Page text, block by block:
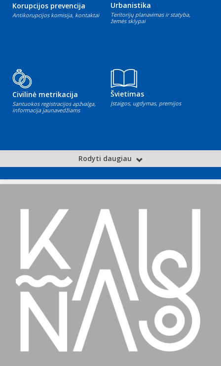
Korupcijos prevencija
Antikorupcijos komisija, kontaktai
Urbanistika
Teritorijų planavimas ir statyba,
žemės sklypai
Civilinė metrikacija
Santuokos registracijos apžvalga,
informacija jaunavedžiams
Švietimas
Įstaigos, ugdymas, premijos
Rodyti daugiau